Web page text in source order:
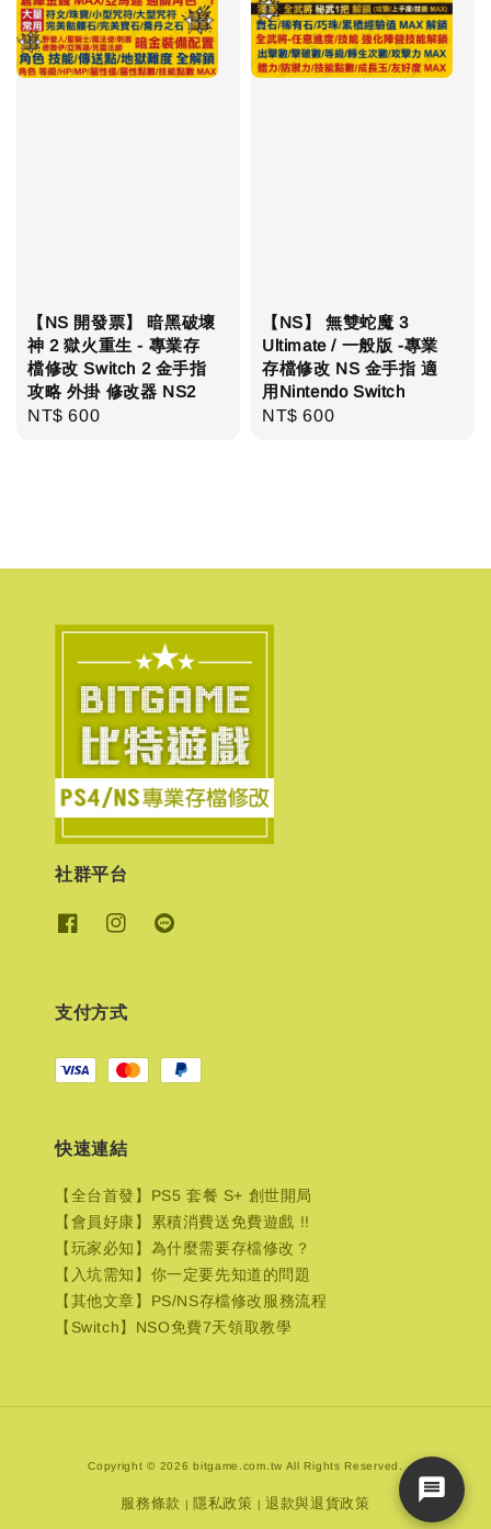
【NS 開發票】 暗黑破壞
神 2 獄火重生 - 專業存
檔修改 Switch 2 金手指
攻略 外掛 修改器 NS2
Regular
NT$ 600
【NS】 無雙蛇魔 3
Ultimate / 一般版 -專業
存檔修改 NS 金手指 適
用Nintendo Switch
Regular
NT$ 600
社群平台
支付方式
快速連結
【全台首發】PS5 套餐 S+ 創世開局
【會員好康】累積消費送免費遊戲 !!
【玩家必知】為什麼需要存檔修改？
【入坑需知】你一定要先知道的問題
【其他文章】PS/NS存檔修改服務流程
【Switch】NSO免費7天領取教學
Copyright © 2026 bitgame.com.tw All Rights Reserved.
服務條款 | 隱私政策 | 退款與退貨政策